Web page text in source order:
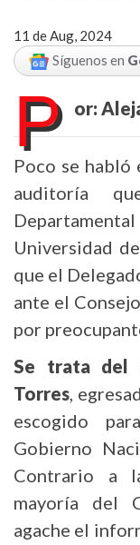
11 de Aug, 2024
Síguenos en
P or:
Poco se habló
auditoría
Universidad
que el
ante el
por
Se trata del
Torres,
escogido
Gobierno
Contrario a
mayoría del
agache el